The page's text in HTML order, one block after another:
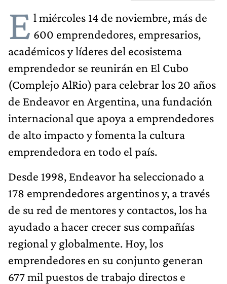
E l miércoles 14 de noviembre, más de
600 emprendedores, empresarios,
académicos y líderes del ecosistema
emprendedor se reunirán en El Cubo
(Complejo AlRio) para celebrar los 20 años
de Endeavor en Argentina, una fundación
internacional que apoya a emprendedores
de alto impacto y fomenta la cultura
emprendedora en todo el país.
Desde 1998, Endeavor ha seleccionado a
178 emprendedores argentinos y, a través
de su red de mentores y contactos, los ha
ayudado a hacer crecer sus compañías
regional y globalmente. Hoy, los
emprendedores en su conjunto generan
677 mil puestos de trabajo directos e